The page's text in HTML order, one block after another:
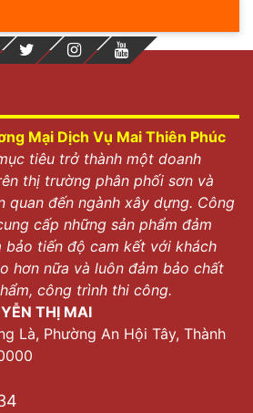
Mại Dịch Vụ Mai Thiên Phúc
tiêu trở thành một doanh
thị trường phân phối sơn và
quan đến ngành xây dựng. Công
cấp những sản phẩm đảm
bảo tiến độ cam kết với khách
hơn nữa và luôn đảm bảo chất
công trình thi công.
THỊ MAI
Là, Phường An Hội Tây, Thành